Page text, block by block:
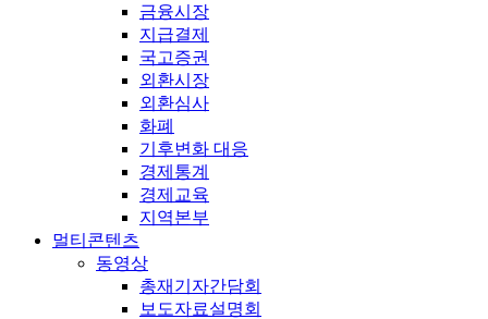
금융시장
지급결제
국고증권
외환시장
외환심사
화폐
기후변화 대응
경제통계
경제교육
지역본부
멀티콘텐츠
동영상
총재기자간담회
보도자료설명회